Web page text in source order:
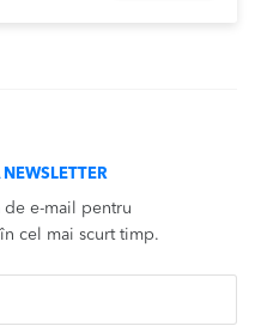
de e-mail pentru
cel mai scurt timp.